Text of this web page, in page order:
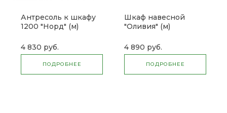
Антресоль к шкафу
1200 "Норд" (м)
4 830 руб.
ПОДРОБНЕЕ
Шкаф навесной
"Оливия" (м)
4 890 руб.
ПОДРОБНЕЕ